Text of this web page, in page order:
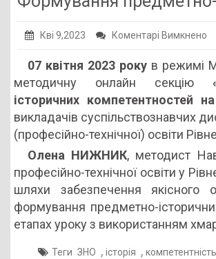
Публічна інформація
Заклади ПТО
Оголошення
Галерея
НМЦ ПТО України
Кві 9,2023 Коментарі Вимкнено
07 квітня 2023 рокув режимі
методичну онлайн секцію
історичних компетентностей
викладачів суспільствознавчих
(професійно-технічної) освіти
Олена НИЖНИК, методист
професійно-технічної освіти у
шляхи забезпечення якісного
формування предметно-
етапах уроку з використанням
Теги ЗНО , історія , компетентність